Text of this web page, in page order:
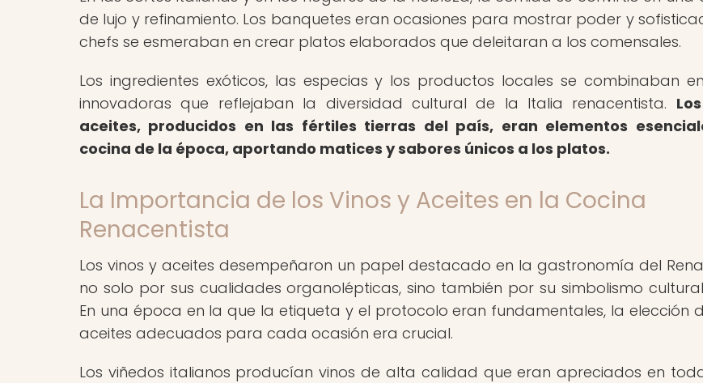
de lujo y refinamiento. Los banquetes eran ocasiones para mostrar poder y
chefs se esmeraban en crear platos elaborados que deleitaran a los comensales.
Los ingredientes exóticos, las especias y los productos locales se combinaban
innovadoras que reflejaban la diversidad cultural de la Italia renacentista.
aceites, producidos en las fértiles tierras del país, eran elementos
cocina de la época, aportando matices y sabores únicos a los platos.
La Importancia de los Vinos y Aceites en la Cocina
Renacentista
Los vinos y aceites desempeñaron un papel destacado en la gastronomía del
no solo por sus cualidades organolépticas, sino también por su simbolismo
En una época en la que la etiqueta y el protocolo eran fundamentales, la elección
aceites adecuados para cada ocasión era crucial.
Los viñedos italianos producían vinos de alta calidad que eran apreciados en